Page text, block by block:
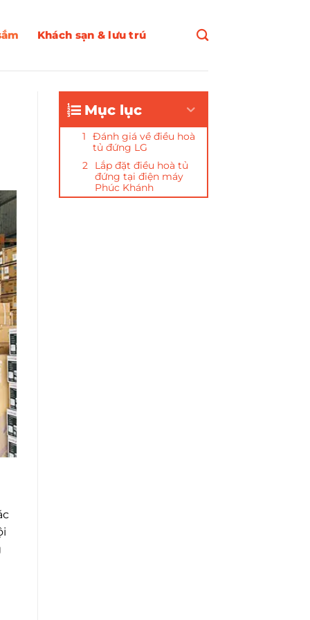
Khách sạn & lưu trú
Mục lục
Đánh giá về điều hoà
tủ đứng LG
Lắp đặt điều hoà tủ
đứng tại điện máy
Phúc Khánh